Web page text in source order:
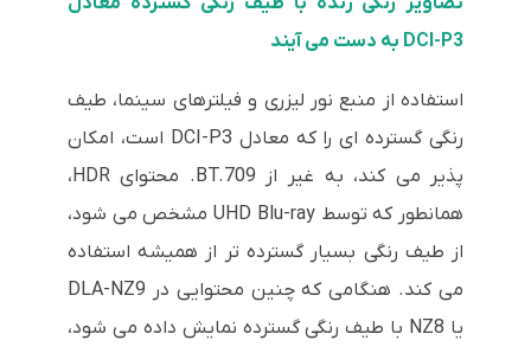
DCI-P3 به دست می آیند
استفاده از منبع نور لیزری و فیلترهای سینما، طیف
رنگی گسترده ای را که معادل DCI-P3 است، امکان
پذیر می کند، به غیر از BT.709. محتوای HDR،
همانطور که توسط UHD Blu-ray مشخص می شود،
از طیف رنگی بسیار گسترده تر از همیشه استفاده
می کند. هنگامی که چنین محتوایی در DLA-NZ9
یا NZ8 با طیف رنگی گسترده نمایش داده می شود،